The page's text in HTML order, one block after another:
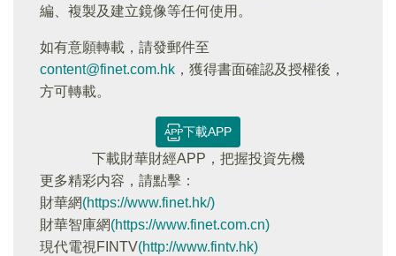
編、複製及建立鏡像等任何使用。
如有意願轉載，請發郵件至
content@finet.com.hk ，獲得書面確認及授權後，
方可轉載。
下載APP
下載財華財經APP，把握投資先機
更多精彩内容，請點擊：
財華網(https://www.finet.hk/)
財華智庫網(https://www.finet.com.cn)
現代電視FINTV(http://www.fintv.hk)